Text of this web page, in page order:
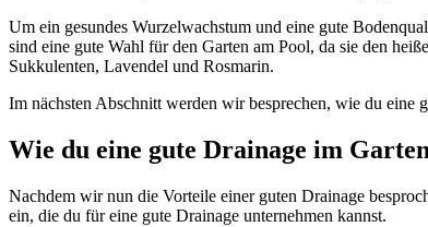
Um ein gesundes Wurzelwachstum und eine gute
sind eine gute Wahl für den Garten am Pool, da sie den
Sukkulenten, Lavendel und Rosmarin.
Im nächsten Abschnitt werden wir besprechen, wie du eine
Wie du eine gute Drainage im
Nachdem wir nun die Vorteile einer guten Drainage
ein, die du für eine gute Drainage unternehmen kannst.